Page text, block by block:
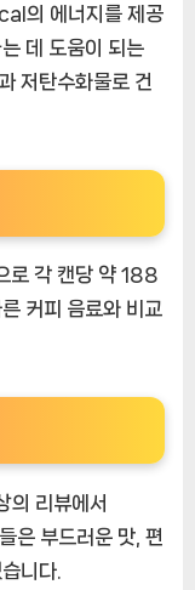
의 에너지를 제공
데 도움이 되는
저탄수화물로 건
로 각 캔당 약 188
커피 음료와 비교
의 리뷰에서
은 부드러운 맛, 편
니다.